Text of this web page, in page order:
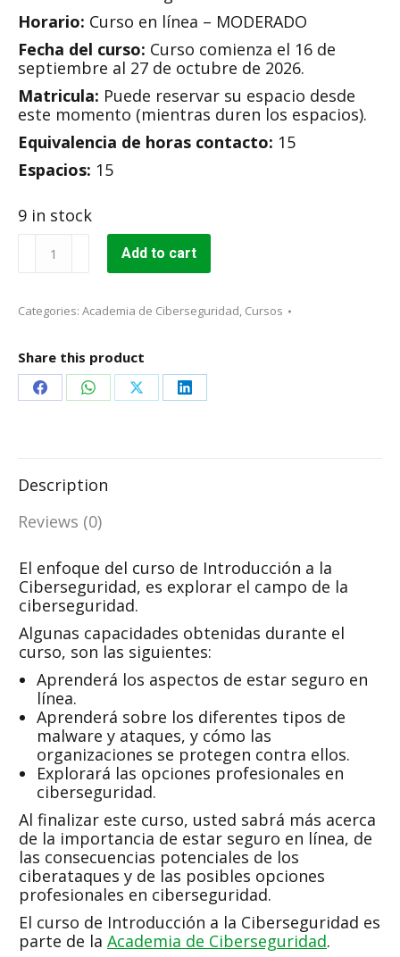
Horario: Curso en línea – MODERADO
Fecha del curso: Curso comienza el 16 de
septiembre al 27 de octubre de 2026.
Matricula: Puede reservar su espacio desde
este momento (mientras duren los espacios).
Equivalencia de horas contacto: 15
Espacios: 15
9 in stock
Introducción
/
quantity
Add to cart
Categories: Academia de Ciberseguridad, Cursos
Share this product
Share Share Share Share
Description
Reviews (0)
El enfoque del curso de Introducción a la
Ciberseguridad, es explorar el campo de la
ciberseguridad.
Algunas capacidades obtenidas durante el
curso, son las siguientes:
Aprenderá los aspectos de estar seguro en
línea.
Aprenderá sobre los diferentes tipos de
malware y ataques, y cómo las
organizaciones se protegen contra ellos.
Explorará las opciones profesionales en
ciberseguridad.
Al finalizar este curso, usted sabrá más acerca
de la importancia de estar seguro en línea, de
las consecuencias potenciales de los
ciberataques y de las posibles opciones
profesionales en ciberseguridad.
El curso de Introducción a la Ciberseguridad es
parte de la Academia de Ciberseguridad.